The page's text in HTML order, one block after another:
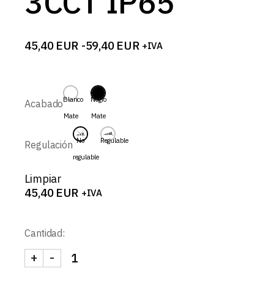
45,40 EUR -59,40 EUR
Rango
45,40 EUR
hasta
59,40 EUR
+IVA
AcabadoBlanco
Mate
Negro
Mate
Regulación No
regulable
Regulable
Limpiar
45,40 EUR +IVA
Cantidad:
ABISAL-SPOT REDONDO FIJO CONCAVO 6W
-
+